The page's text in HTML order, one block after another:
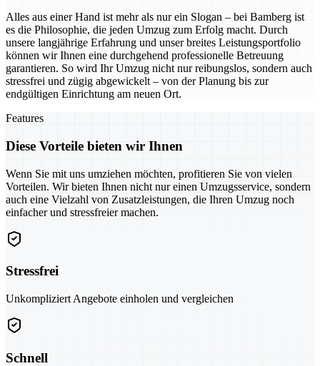
Alles aus einer Hand ist mehr als nur ein Slogan – bei Bamberg ist
es die Philosophie, die jeden Umzug zum Erfolg macht. Durch
unsere langjährige Erfahrung und unser breites Leistungsportfolio
können wir Ihnen eine durchgehend professionelle Betreuung
garantieren. So wird Ihr Umzug nicht nur reibungslos, sondern auch
stressfrei und zügig abgewickelt – von der Planung bis zur
endgültigen Einrichtung am neuen Ort.
Features
Diese Vorteile bieten wir Ihnen
Wenn Sie mit uns umziehen möchten, profitieren Sie von vielen
Vorteilen. Wir bieten Ihnen nicht nur einen Umzugsservice, sondern
auch eine Vielzahl von Zusatzleistungen, die Ihren Umzug noch
einfacher und stressfreier machen.
Stressfrei
Unkompliziert Angebote einholen und vergleichen
Schnell